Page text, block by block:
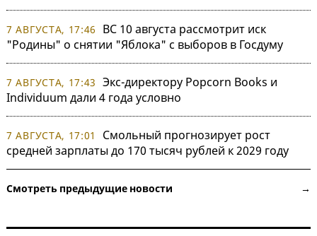
7 АВГУСТА, 17:46
ВС 10 августа рассмотрит иск
"Родины" о снятии "Яблока" с выборов в Госдуму
7 АВГУСТА, 17:43 Экс-директору Popcorn Books и
Individuum дали 4 года условно
7 АВГУСТА, 17:01
Смольный прогнозирует рост
средней зарплаты до 170 тысяч рублей к 2029 году
Смотреть предыдущие новости →